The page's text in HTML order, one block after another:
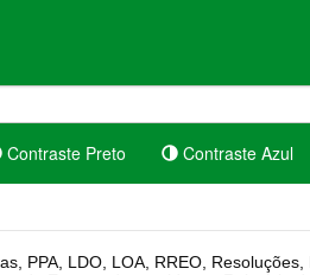
Contraste Preto Contraste Azul